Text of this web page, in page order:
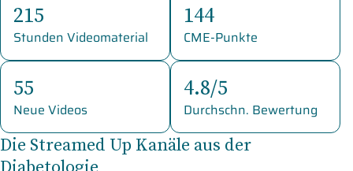
215
Stunden Videomaterial
144
CME-Punkte
55
Neue Videos
4.8/5
Durchschn. Bewertung
Die Streamed Up Kanäle aus der